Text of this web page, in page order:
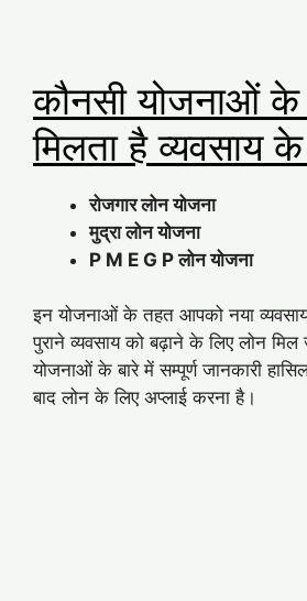
कौनसी योजनाओं
मिलता है व्यवसाय
रोजगार लोन योजना
मुद्रा लोन योजना
P M E G P लोन योजना
इन योजनाओं के तहत आपको नया
पुराने व्यवसाय को बढ़ाने के लिए लोन
योजनाओं के बारे में सम्पूर्ण जानकारी
बाद लोन के लिए अप्लाई करना है।